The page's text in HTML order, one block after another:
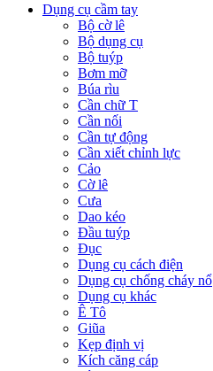
Dụng cụ cầm tay
Bộ cờ lê
Bộ dụng cụ
Bộ tuýp
Bơm mỡ
Búa rìu
Cần chữ T
Cần nối
Cần tự động
Cần xiết chỉnh lực
Cảo
Cờ lê
Cưa
Dao kéo
Đầu tuýp
Đục
Dụng cụ cách điện
Dụng cụ chống cháy nổ
Dụng cụ khác
Ê Tô
Giũa
Kẹp định vị
Kích căng cáp